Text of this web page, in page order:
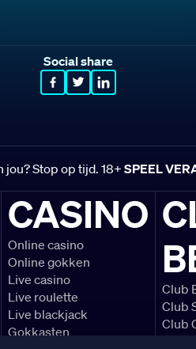
Social share
jou? Stop op tijd. 18+SPEEL
CASINO
Online casino
Online gokken
Live casino
Live roulette
Live blackjack
Gokkasten
Club
Club
Club